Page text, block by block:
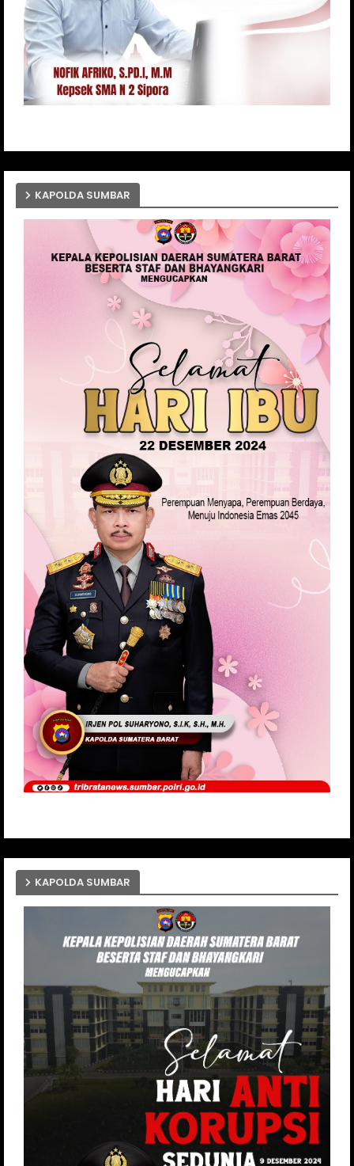
KAPOLDA SUMBAR
KAPOLDA SUMBAR